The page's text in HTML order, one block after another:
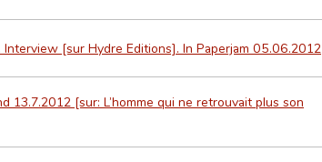
[sur Hydre Editions]. In Paperjam 05.06.2012
13.7.2012 [sur: L’homme qui ne retrouvait plus son